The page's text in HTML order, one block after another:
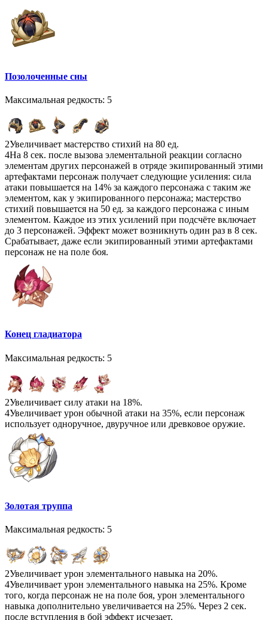
Позолоченные сны
Максимальная редкость: 5
2Увеличивает мастерство стихий на 80 ед.
4На 8 сек. после вызова элементальной реакции согласно
элементам других персонажей в отряде экипированный этими
артефактами персонаж получает следующие усиления: сила
атаки повышается на 14% за каждого персонажа с таким же
элементом, как у экипированного персонажа; мастерство
стихий повышается на 50 ед. за каждого персонажа с иным
элементом. Каждое из этих усилений при подсчёте включает
до 3 персонажей. Эффект может возникнуть один раз в 8 сек.
Срабатывает, даже если экипированный этими артефактами
персонаж не на поле боя.
Конец гладиатора
Максимальная редкость: 5
2Увеличивает силу атаки на 18%.
4Увеличивает урон обычной атаки на 35%, если персонаж
использует одноручное, двуручное или древковое оружие.
Золотая труппа
Максимальная редкость: 5
2Увеличивает урон элементального навыка на 20%.
4Увеличивает урон элементального навыка на 25%. Кроме
того, когда персонаж не на поле боя, урон элементального
навыка дополнительно увеличивается на 25%. Через 2 сек.
после вступления в бой эффект исчезает.